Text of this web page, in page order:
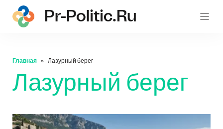
pr-
Pr-Politic.ru
Главная Лазурный берег
Лазурный берег